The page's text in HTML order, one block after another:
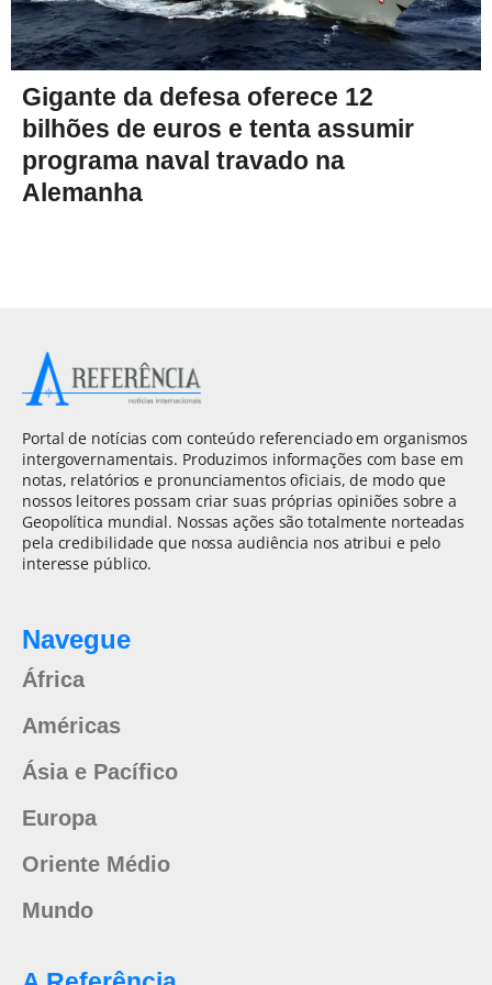
Gigante da defesa oferece 12
bilhões de euros e tenta assumir
programa naval travado na
Alemanha
Portal de notícias com conteúdo referenciado em organismos
intergovernamentais. Produzimos informações com base em
notas, relatórios e pronunciamentos oficiais, de modo que
nossos leitores possam criar suas próprias opiniões sobre a
Geopolítica mundial. Nossas ações são totalmente norteadas
pela credibilidade que nossa audiência nos atribui e pelo
interesse público.
Navegue
África
Américas
Ásia e Pacífico
Europa
Oriente Médio
Mundo